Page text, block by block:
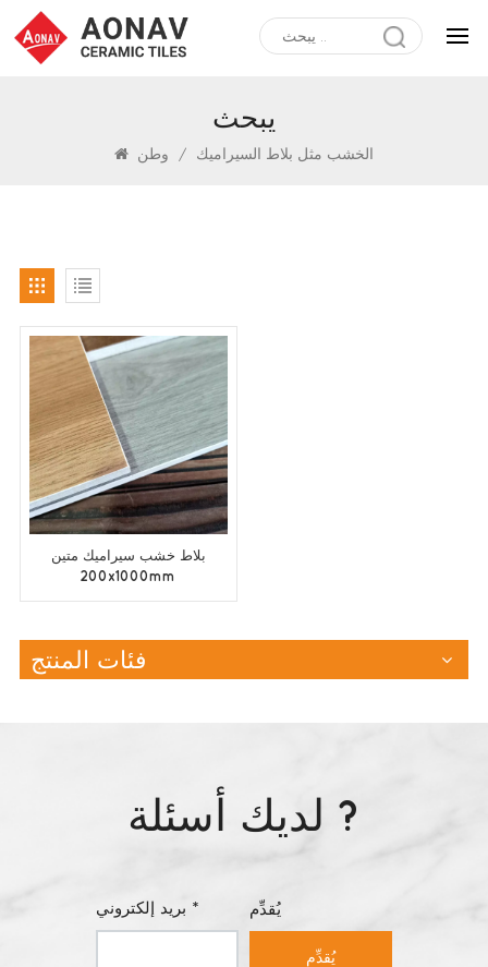
يبحث
/ الخشب مثل بلاط السيراميك
بلاط خشب سيراميك متين
200x1000mm
فئات المنتج
لديك أسئلة ?
بريد إلكتروني * يُقدِّم
يُقدِّم